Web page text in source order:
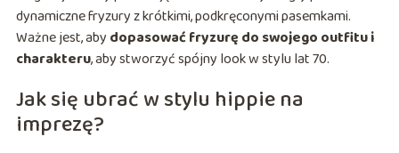
dynamiczne fryzury z krótkimi, podkręconymi pasemkami.
Ważne jest, aby dopasować fryzurę do swojego outfitu i
charakteru, aby stworzyć spójny look w stylu lat 70.
Jak się ubrać w stylu hippie na
imprezę?